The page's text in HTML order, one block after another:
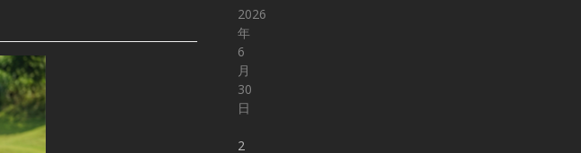
2026
年
6
月
30
日
2